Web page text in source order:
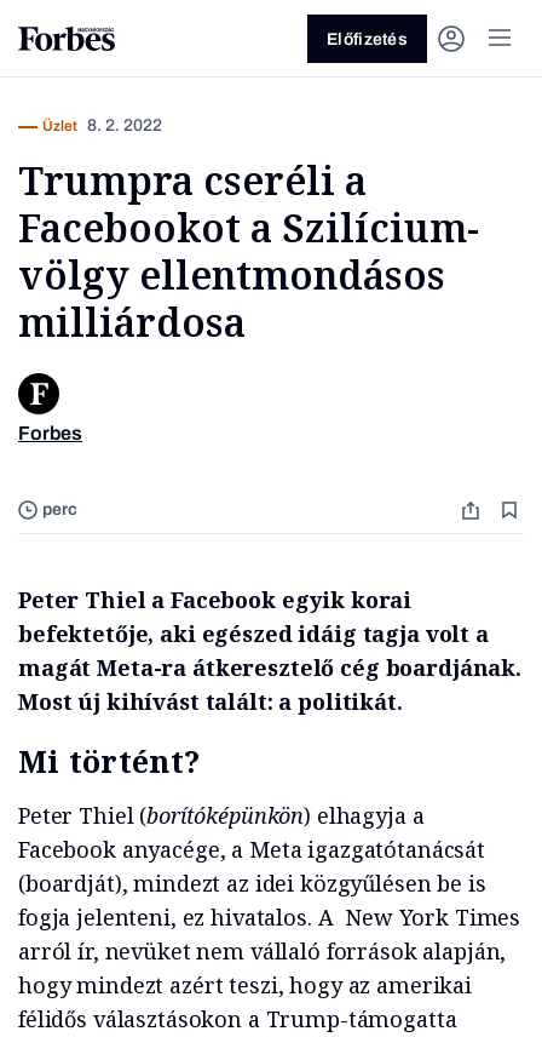
Vagy fedezze fel a következő
Előfizetés
perc
Üzlet 8. 2. 2022
Trumpra cseréli a
Facebookot a Szilícium-
völgy ellentmondásos
milliárdosa
Forbes
Peter Thiel a Facebook egyik korai
befektetője, aki egészed idáig tagja volt a
magát Meta-ra átkeresztelő cég boardjának.
Most új kihívást talált: a politikát.
Mi történt?
Peter Thiel (borítóképünkön) elhagyja a
Facebook anyacége, a Meta igazgatótanácsát
(boardját), mindezt az idei közgyűlésen be is
fogja jelenteni, ez hivatalos. A New York Times
arról ír, nevüket nem vállaló források alapján,
hogy mindezt azért teszi, hogy az amerikai
félidős választásokon a Trump-támogatta